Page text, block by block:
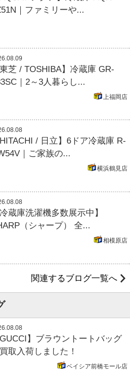
｜ファミリーや...
東芝 / TOSHIBA】冷蔵庫 GR-
｜2～3人暮らし...
上福岡店
HITACHI / 日立】6ドア冷蔵庫 R-
｜ご家族の...
横浜鶴見店
冷蔵庫洗濯機多数展示中】
（シャープ） 全...
相模原店
関連するブログ一覧へ
GUCCI】ブラウントートバッグ
取入荷しました！
ベイシア前橋モール店